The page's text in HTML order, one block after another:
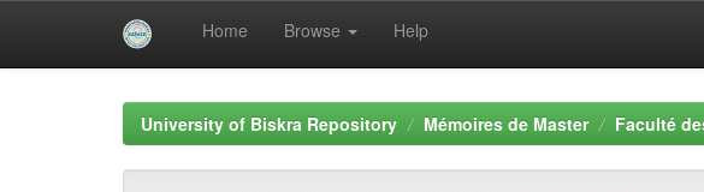
Home Browse Help
University of Biskra Repository Mémoires de Master Faculté